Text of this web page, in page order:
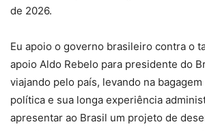
de 2026.
Eu apoio o governo brasileiro contra o
apoio Aldo Rebelo para presidente do
viajando pelo país, levando na bagagem
política e sua longa experiência
apresentar ao Brasil um projeto de